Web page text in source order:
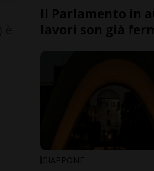
Il Parlamento in
lavori son già
GIAPPONE